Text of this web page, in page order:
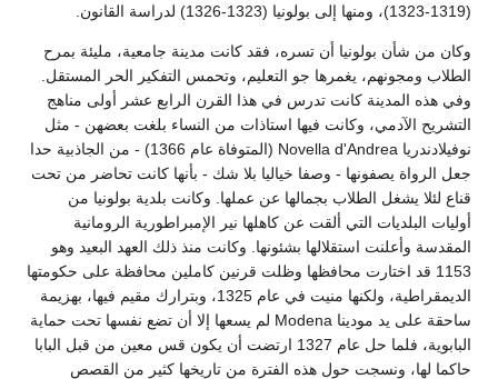
(1319-1323)، ومنها إلى بولونيا (1323-1326) لدراسة القانون.
وكان من شأن بولونيا أن تسره، فقد كانت مدينة جامعية، مليئة بمرح
الطلاب ومجونهم، يغمرها جو التعليم، وتحمس التفكير الحر المستقل.
وفي هذه المدينة كانت تدرس في هذا القرن الرابع عشر أولى مناهج
التشريح الآدمي، وكانت فيها استاذات من النساء بلغت بعضهن - مثل
نوفيلادندريا Novella d'Andrea (المتوفاة عام 1366) - من الجاذبية حدا
جعل الرواة يصفونها - وصفا خياليا بلا شك - بأنها كانت تحاضر من تحت
قناع لئلا يشغل الطلاب بجمالها عن عملها. وكانت بلدية بولونيا من
أوليات البلديات التي ألقت عن كاهلها نير الإمبراطورية الرومانية
المقدسة وأعلنت استقلالها بشئونها. وكانت منذ ذلك العهد البعيد وهو
1153 قد اختارت محافظها وظلت قرنين كاملين محافظة على حكومتها
الديمقراطية، ولكنها منيت في عام 1325، وبترارك مقيم فيها، بهزيمة
ساحقة على يد مودينا Modena لم يسعها إلا أن تضع نفسها تحت حماية
البابوية، فلما حل عام 1327 ارتضت أن يكون قس معين من قبل البابا
حاكما لها، ونسجت حول هذه الفترة من تاريخها كثير من القصص